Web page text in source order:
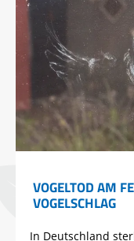
VOGELTOD AM
VOGELSCHLAG
In Deutschland